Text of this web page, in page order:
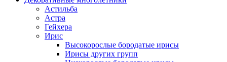
Астильба
Астра
Гейхера
Ирис
Высокорослые бородатые ирисы
Ирисы других групп